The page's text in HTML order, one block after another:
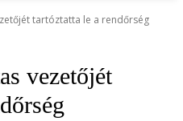
tartóztatta le a rendőrség
vezetőjét